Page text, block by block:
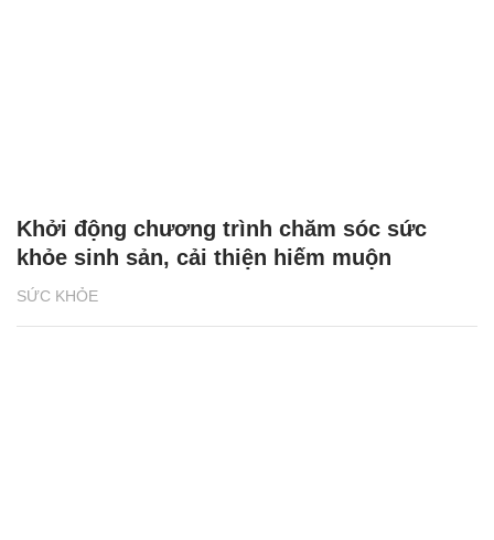
SỨC KHỎE
Khởi động chương trình chăm sóc sức
khỏe sinh sản, cải thiện hiếm muộn